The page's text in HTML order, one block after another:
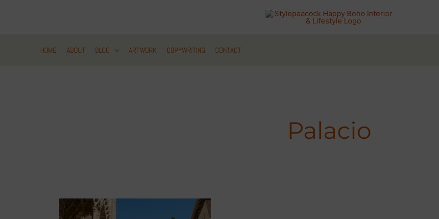
HOME ABOUT BLOG ARTWORK COPYWRITING CONTACT
Palacio